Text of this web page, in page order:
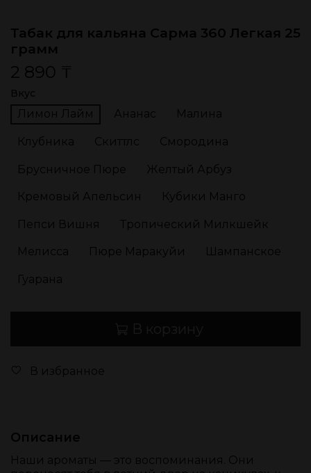
Табак для кальяна Сарма 360 Легкая 25
грамм
2 890 ₸
Вкус
Лимон Лайм Ананас Малина
Клубника Скиттлс Смородина
Брусничное Пюре Желтый Арбуз
Кремовый Апельсин Кубики Манго
Пепси Вишня Тропический Милкшейк
Мелисса Пюре Маракуйи Шампанское
Гуарана
В избранное
Описание
Наши ароматы — это воспоминания. Они